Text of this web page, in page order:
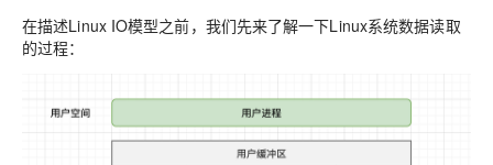
在描述Linux IO模型之前，我们先来了解一下Linux系统数据读取
的过程：